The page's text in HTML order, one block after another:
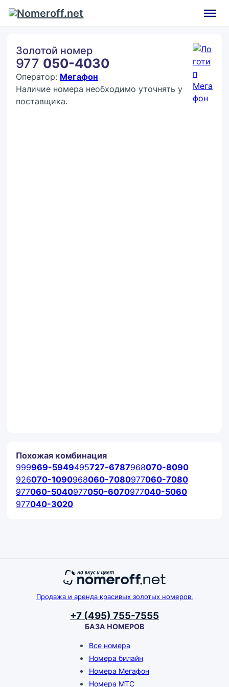
Золотой номер
977 050-4030
Оператор: Мегафон
Наличие номера необходимо уточнять у
поставщика.
Похожая комбинация
999969-5949495727-6787968070-8090
926070-1090968060-7080977060-7080
977060-5040977050-6070977040-5060
977040-3020
Продажа и аренда красивых золотых номеров.
+7 (495) 755-7555
БАЗА НОМЕРОВ
Все номера
Номера билайн
Номера Мегафон
Номера МТС